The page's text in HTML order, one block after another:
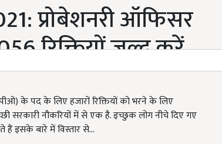
प्रोबेशनरी ऑफिसर
रिक्तियों जल्द करें
के पद के लिए हजारों रिक्तियों को भरने के लिए
सरकारी नौकरियों में से एक है. इच्छुक लोग नीचे दिए गए
इसके बारे में विस्तार से...